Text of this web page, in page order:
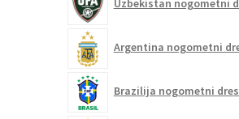
Uzbekistan nogometni
Argentina nogometni
Brazilija nogometni